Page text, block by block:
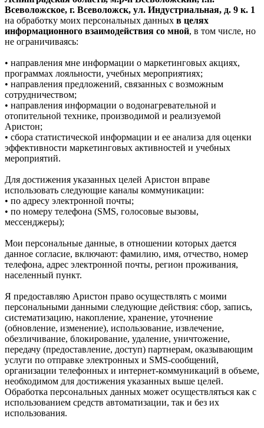
Всеволожское, г. Всеволожск, ул. Индустриальная, д. 9 к. 1
на обработку моих персональных данных в целях
информационного взаимодействия со мной, в том числе, но
не ограничиваясь:
• направления мне информации о маркетинговых акциях,
программах лояльности, учебных мероприятиях;
• направления предложений, связанных с возможным
сотрудничеством;
• направления информации о водонагревательной и
отопительной технике, производимой и реализуемой
Аристон;
• сбора статистической информации и ее анализа для оценки
эффективности маркетинговых активностей и учебных
мероприятий.
Для достижения указанных целей Аристон вправе
использовать следующие каналы коммуникации:
• по адресу электронной почты;
• по номеру телефона (SMS, голосовые вызовы,
мессенджеры);
Мои персональные данные, в отношении которых дается
данное согласие, включают: фамилию, имя, отчество, номер
телефона, адрес электронной почты, регион проживания,
населенный пункт.
Я предоставляю Аристон право осуществлять с моими
персональными данными следующие действия: сбор, запись,
систематизацию, накопление, хранение, уточнение
(обновление, изменение), использование, извлечение,
обезличивание, блокирование, удаление, уничтожение,
передачу (предоставление, доступ) партнерам, оказывающим
услуги по отправке электронных и SMS‑сообщений,
организации телефонных и интернет‑коммуникаций в объеме,
необходимом для достижения указанных выше целей.
Обработка персональных данных может осуществляться как с
использованием средств автоматизации, так и без их
использования.